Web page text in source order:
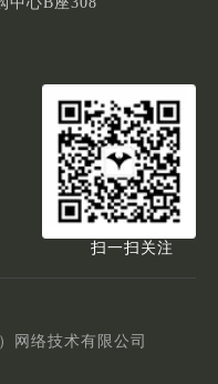
扫一扫关注
网络技术有限公司